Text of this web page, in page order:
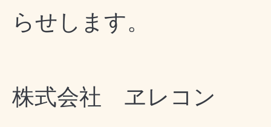
らせします。
株式会社 ヱレコン